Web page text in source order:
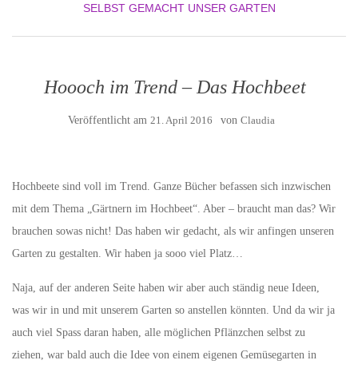
SELBST GEMACHT UNSER GARTEN
Hoooch im Trend – Das Hochbeet
Veröffentlicht am 21. April 2016 von Claudia
Hochbeete sind voll im Trend. Ganze Bücher befassen sich inzwischen
mit dem Thema „Gärtnern im Hochbeet“. Aber – braucht man das? Wir
brauchen sowas nicht! Das haben wir gedacht, als wir anfingen unseren
Garten zu gestalten. Wir haben ja sooo viel Platz…
Naja, auf der anderen Seite haben wir aber auch ständig neue Ideen,
was wir in und mit unserem Garten so anstellen könnten. Und da wir ja
auch viel Spass daran haben, alle möglichen Pflänzchen selbst zu
ziehen, war bald auch die Idee von einem eigenen Gemüsegarten in